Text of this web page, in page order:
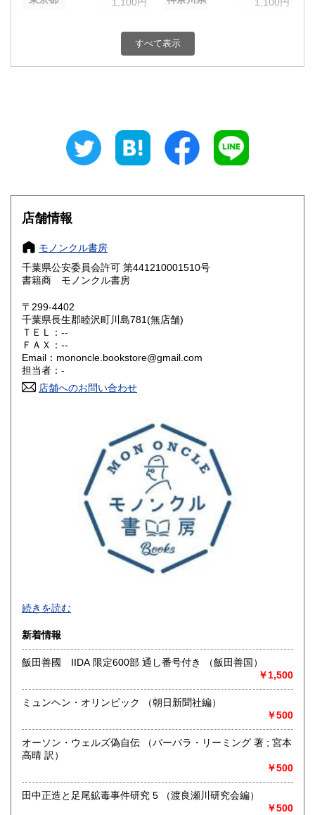
1,100円 富山県
1,100円 三重県
大阪府
奈良県
鳥取県 1,310円 島根県
岡山県
山口県
香川県 愛媛県
高知県 1,310円
1,530円
1,530円 大分県
1,530円 鹿児島県
1,630円
すべて表示
店舗情報
モノンクル書房
千葉県公安委員会許可 第441210001510号
書籍商 モノンクル書房
〒299-4402
千葉県長生郡睦沢町川島781(無店舗)
ＴＥＬ：--
ＦＡＸ：--
Email：mononcle.bookstore@gmail.com
担当者：-
店舗へのお問い合わせ
-
沿線名：-
最寄駅：-
営業時間：-
定休日：-
書籍の買取について
千葉県茂原市・長生郡・いすみ市・市原市・南房総市など千
葉県外房・内房エリアでの買取行います。お気軽にご相談く
ださい。
哲学宗教、歴史、社会科学、美術工芸、国語国文、外国文
学、サブカルチャー
続きを読む
新着情報
飯田善國 IIDA 限定600部 通し番号付き （飯田善国）
￥1,500
ミュンヘン・オリンピック （朝日新聞社編）
￥500
オーソン・ウェルズ偽自伝 （バーバラ・リーミング 著 ; 宮本
高晴 訳）
￥500
田中正造と足尾鉱毒事件研究 5 （渡良瀬川研究会編）
￥500